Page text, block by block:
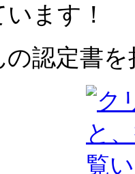
ます！
認定書